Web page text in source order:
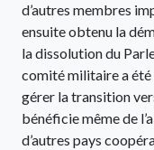
d’autres membres
ensuite obtenu la
la dissolution du
comité militaire a été
gérer la transition
bénéficie même de
d’autres pays